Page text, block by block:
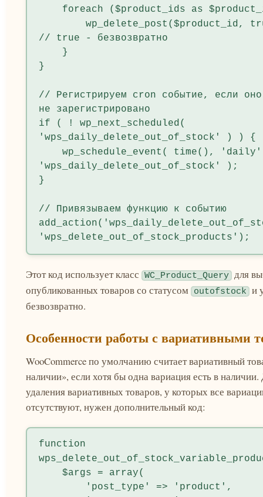
        wp_delete_post($product_id, true);
// true - безвозвратно
}
// Регистрируем cron событие, если
не зарегистрировано
if ( ! wp_next_scheduled(
'wps_daily_delete_out_of_stock' ) ) {
    wp_schedule_event( time(), 'daily',
'wps_daily_delete_out_of_stock' );
}
// Привязываем функцию к событию
'wps_delete_out_of_stock_products');
Этот код использует класс WC_Product_Query для
опубликованных товаров со статусом outofstock и
безвозвратно.
Особенности работы с вариативными
WooCommerce по умолчанию считает вариативный
наличии», если хотя бы одна вариация есть в наличии.
удаления вариативных товаров, у которых все
отсутствуют, нужен дополнительный код:
function
    $args = array(